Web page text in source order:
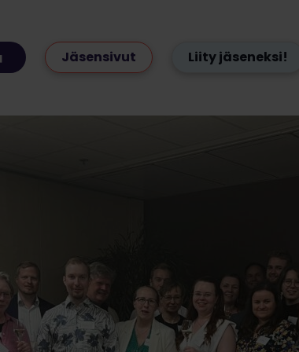
Jäsensivut Liity jäseneksi!